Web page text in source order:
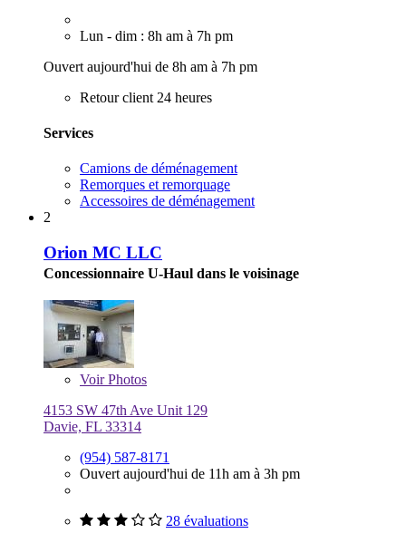
Lun - dim : 8h am à 7h pm
Ouvert aujourd'hui de 8h am à 7h pm
Retour client 24 heures
Services
Camions de déménagement
Remorques et remorquage
Accessoires de déménagement
2
Orion MC LLC
Concessionnaire U-Haul dans le voisinage
VoirPhotos
4153 SW 47th Ave Unit 129
Davie, FL 33314
(954) 587-8171
Ouvert aujourd'hui de 11h am à 3h pm
28 évaluations